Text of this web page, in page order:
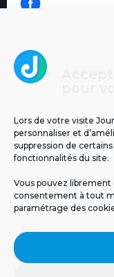
Lors de votre visite
personnaliser et
suppression de
fonctionnalités du site.
Vous pouvez
consentement à tout
paramétrage des
MENTIONS LÉGALES
NOS ÉMISSIONS
CONTACT